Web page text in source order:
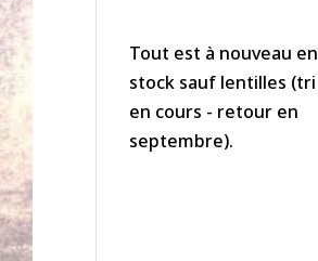
Tout est à nouveau en
stock sauf lentilles (tri
en cours - retour en
septembre).